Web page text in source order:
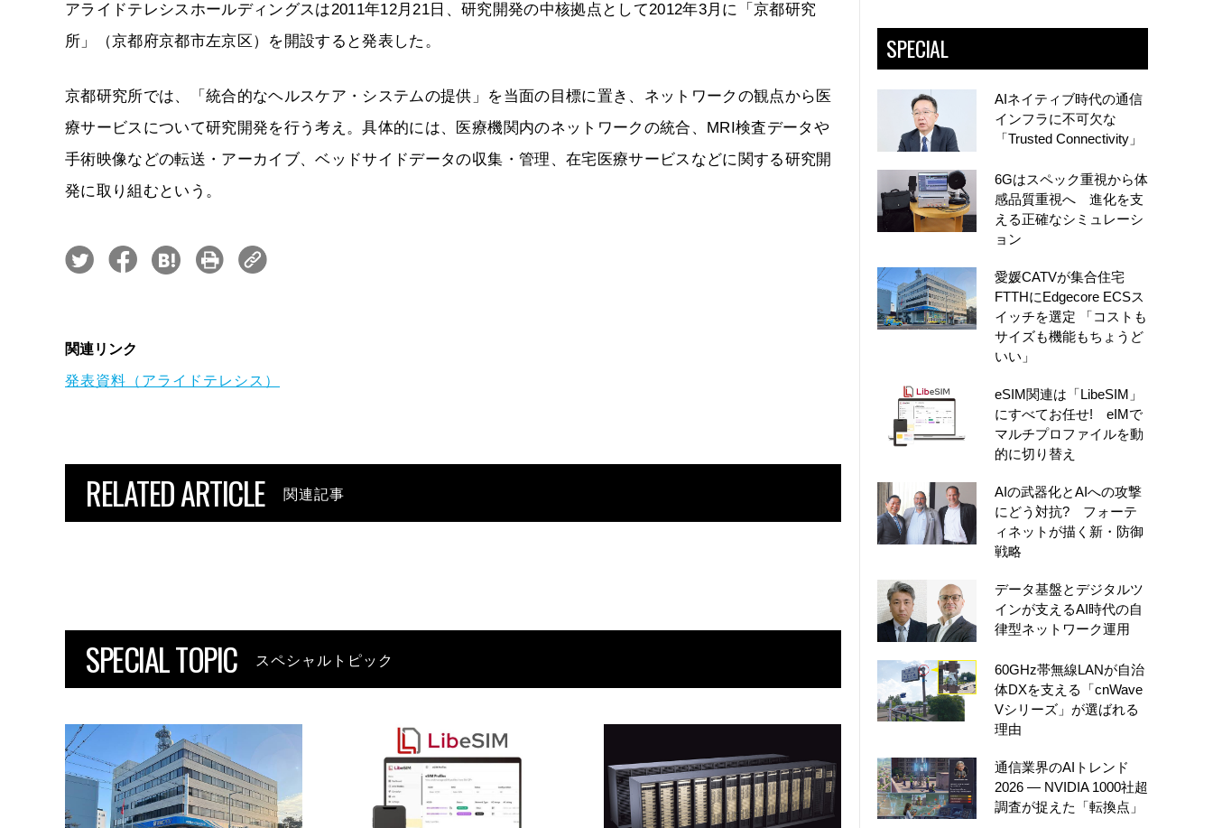
アライドテレシスホールディングスは2011年12月21日、研究開発の中核拠点として2012年3月に「京都研究
所」（京都府京都市左京区）を開設すると発表した。
京都研究所では、「統合的なヘルスケア・システムの提供」を当面の目標に置き、ネットワークの観点から医
療サービスについて研究開発を行う考え。具体的には、医療機関内のネットワークの統合、MRI検査データや
手術映像などの転送・アーカイブ、ベッドサイドデータの収集・管理、在宅医療サービスなどに関する研究開
発に取り組むという。
関連リンク
発表資料（アライドテレシス）
RELATED ARTICLE 関連記事
SPECIAL TOPIC スペシャルトピック
SPECIAL
AIネイティブ時代の通信
インフラに不可欠な
「Trusted Connectivity」
6Gはスペック重視から体
感品質重視へ 進化を支
える正確なシミュレーシ
ョン
愛媛CATVが集合住宅
FTTHにEdgecore ECSス
イッチを選定 「コストも
サイズも機能もちょうど
いい」
eSIM関連は「LibeSIM」
にすべてお任せ! eIMで
マルチプロファイルを動
的に切り替え
AIの武器化とAIへの攻撃
にどう対抗? フォーテ
ィネットが描く新・防御
戦略
データ基盤とデジタルツ
インが支えるAI時代の自
律型ネットワーク運用
60GHz帯無線LANが自治
体DXを支える「cnWave
Vシリーズ」が選ばれる
理由
通信業界のAIトレンド
2026 ― NVIDIA 1000社超
調査が捉えた「転換点」